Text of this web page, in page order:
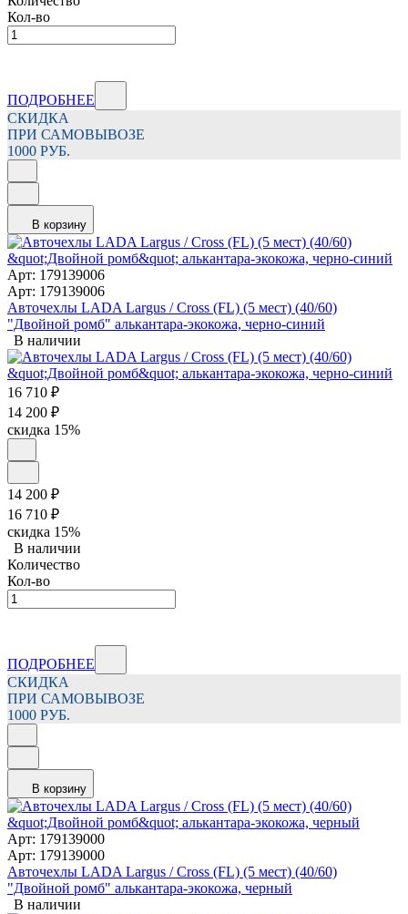
Кол-во
ПОДРОБНЕЕ
СКИДКА
ПРИ САМОВЫВОЗЕ
1000 РУБ.
В корзину
Арт: 179139006
Арт: 179139006
Авточехлы LADA Largus / Cross (FL) (5 мест) (40/60)
"Двойной ромб" алькантара-экокожа, черно-синий
В наличии
16 710 ₽
14 200 ₽
скидка 15%
14 200 ₽
16 710 ₽
скидка 15%
В наличии
Количество
Кол-во
ПОДРОБНЕЕ
СКИДКА
ПРИ САМОВЫВОЗЕ
1000 РУБ.
В корзину
Арт: 179139000
Арт: 179139000
Авточехлы LADA Largus / Cross (FL) (5 мест) (40/60)
"Двойной ромб" алькантара-экокожа, черный
В наличии